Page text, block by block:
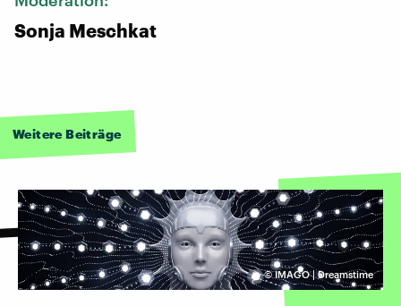
Sonja Meschkat
Weitere Beiträge
©IMAGO | Dreamstime